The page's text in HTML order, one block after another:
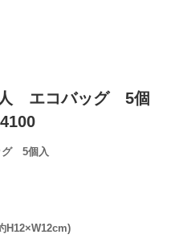
人 エコバッグ 5個
グ 5個入
H12×W12cm)